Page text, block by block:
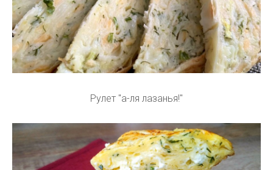
Рулет "а-ля лазанья!"